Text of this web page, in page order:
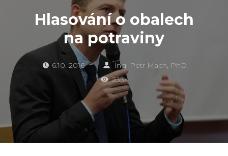
Hlasování o obalech
na potraviny
6.10. 2016
Ing. Petr Mach, PhD
233x